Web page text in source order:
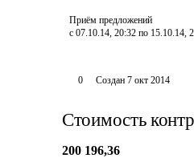
Приём предложений
с 07.10.14, 20:32 по 15.10.14,
0 Создан 7 окт 2014
Стоимость
200 196,36